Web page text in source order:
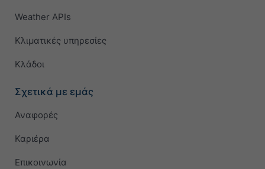
Weather APIs
Κλιματικές υπηρεσίες
Κλάδοι
Σχετικά με εμάς
Αναφορές
Καριέρα
Επικοινωνία